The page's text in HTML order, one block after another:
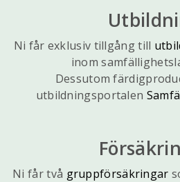
Ni får exklusiv tillgång till
inom
Dessutom
utbildningsportalen
Ni får två gruppförsäkringar